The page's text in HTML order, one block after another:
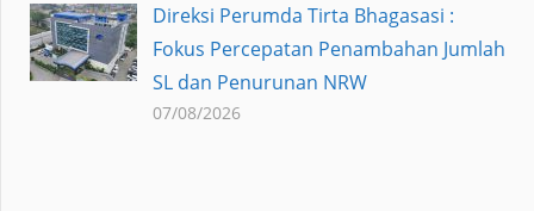
Direksi Perumda Tirta Bhagasasi :
Fokus Percepatan Penambahan Jumlah
SL dan Penurunan NRW
07/08/2026